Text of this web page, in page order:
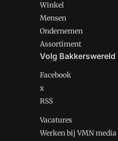
Winkel
Mensen
Ondernemen
Assortiment
Volg Bakkerswereld
Facebook
x
RSS
Vacatures
Werken bij VMN media